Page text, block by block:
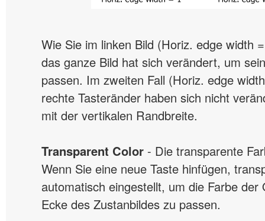
Wie Sie im linken Bild (Horiz. edge width
das ganze Bild hat sich verändert, um
passen. Im zweiten Fall (Horiz. edge
rechte Tasteränder haben sich nicht
mit der vertikalen Randbreite.
Transparent Color - Die transparente
Wenn Sie eine neue Taste hinfügen,
automatisch eingestellt, um die Farbe der
Ecke des Zustanbildes zu passen.